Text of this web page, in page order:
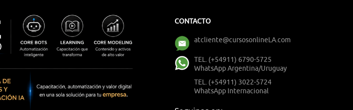
CONTACTO
atcliente@cursosonlineLA.com
TEL. (+54911) 6790-5725
WhatsApp Argentina/Uruguay
TEL. (+54911) 3022-5724
WhatsApp Internacional